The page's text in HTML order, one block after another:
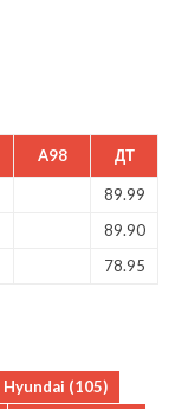
A98 ДТ
89.99
89.90
78.95
Hyundai (105)